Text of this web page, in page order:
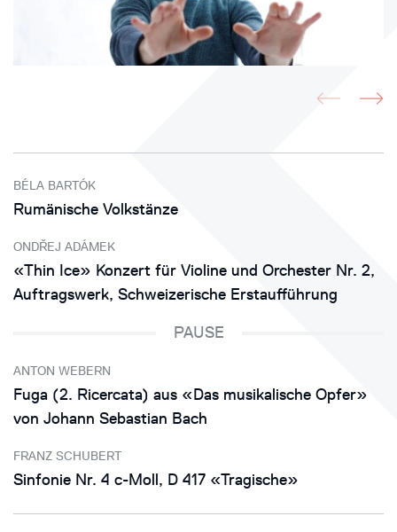
BÉLA BARTÓK
Rumänische Volkstänze
ONDŘEJ ADÁMEK
«Thin Ice» Konzert für Violine und Orchester Nr. 2,
Auftragswerk, Schweizerische Erstaufführung
PAUSE
ANTON WEBERN
Fuga (2. Ricercata) aus «Das musikalische Opfer»
von Johann Sebastian Bach
FRANZ SCHUBERT
Sinfonie Nr. 4 c-Moll, D 417 «Tragische»